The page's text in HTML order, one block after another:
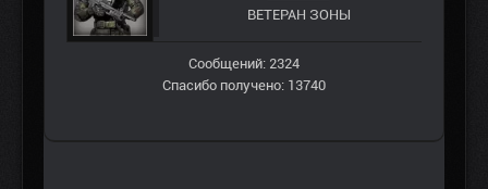
ВЕТЕРАН ЗOНЫ
Сообщений: 2324
Спасибо получено: 13740